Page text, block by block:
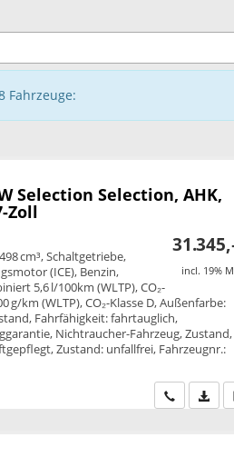
Fahrzeuge:
Selection Selection, AHK,
Zoll
incl. 19%
cm³, Schaltgetriebe,
(ICE), Benzin,
5,6 l/100km (WLTP), CO₂-
g/km (WLTP), CO₂-Klasse D, Außenfarbe:
Fahrfähigkeit: fahrtauglich,
Nichtraucher-Fahrzeug, Zustand,
Zustand: unfallfrei, Fahrzeugnr.:
Wir rufen